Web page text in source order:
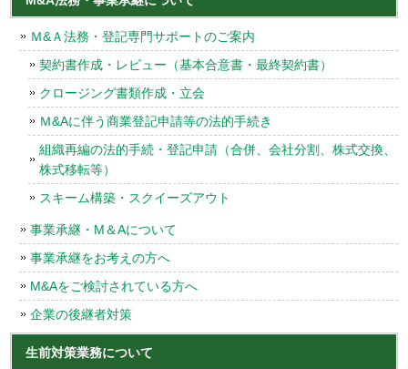
Ｍ&Ａ法務・登記専門サポートのご案内
契約書作成・レビュー（基本合意書・最終契約書）
クロージング書類作成・立会
Ｍ&Aに伴う商業登記申請等の法的手続き
組織再編の法的手続・登記申請（合併、会社分割、株式交換、
株式移転等）
スキーム構築・スクイーズアウト
事業承継・M＆Aについて
事業承継をお考えの方へ
M&Aをご検討されている方へ
企業の後継者対策
生前対策業務について